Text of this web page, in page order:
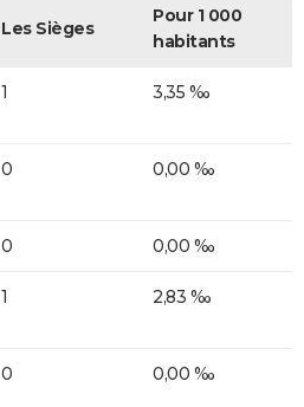
Les Sièges
Pour 1 000
habitants
1 3,35 ‰
0 0,00 ‰
0 0,00 ‰
1 2,83 ‰
0 0,00 ‰